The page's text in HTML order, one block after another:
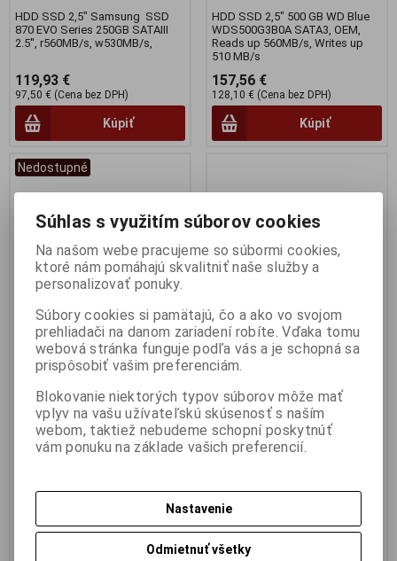
HDD SSD 2,5" Samsung SSD
870 EVO Series 250GB SATAIII
2.5'', r560MB/s, w530MB/s,
119,93 €
97,50 € (Cena bez DPH)
Kúpiť
HDD SSD 2,5" 500 GB WD Blue
WDS500G3B0A SATA3, OEM,
Reads up 560MB/s, Writes up
510 MB/s
157,56 €
128,10 € (Cena bez DPH)
Kúpiť
Nedostupné
HDD SSD 2,5" 500 GB
Samsung 870 EVO SATA3,
Výrobca:Samsung
Katalógové číslo:HDD325
EAN:8806090545924
Part No.:MZ-77E500B/EU
EVO Series 500GB SATAIII 2.5'',
211,31 €
HDD SSD 2,5" 1TB GB WD Blue
WDS100T3B0A SATA3, OEM
Výrobca:
Western Digital
Katalógové číslo:HDD330
EAN:718037884653
Part No.:WDS100T3B0A
HDD SSD 2,5" 1TB WD Blue
292,13 €
237,50 € (Cena bez DPH)
Súhlas s využitím súborov cookies
Na našom webe pracujeme so súbormi cookies,
ktoré nám pomáhajú skvalitniť naše služby a
personalizovať ponuky.
Súbory cookies si pamätajú, čo a ako vo svojom
prehliadači na danom zariadení robíte. Vďaka tomu
webová stránka funguje podľa vás a je schopná sa
prispôsobiť vašim preferenciám.
Blokovanie niektorých typov súborov môže mať
vplyv na vašu užívateľskú skúsenosť s naším
webom, taktiež nebudeme schopní poskytnúť
vám ponuku na základe vašich preferencií.
Nastavenie
Odmietnuť všetky